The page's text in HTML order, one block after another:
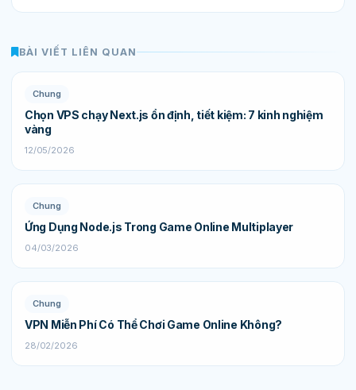
BÀI VIẾT LIÊN QUAN
Chung
Chọn VPS chạy Next.js ổn định, tiết kiệm: 7 kinh nghiệm
vàng
12/05/2026
Chung
Ứng Dụng Node.js Trong Game Online Multiplayer
04/03/2026
Chung
VPN Miễn Phí Có Thể Chơi Game Online Không?
28/02/2026